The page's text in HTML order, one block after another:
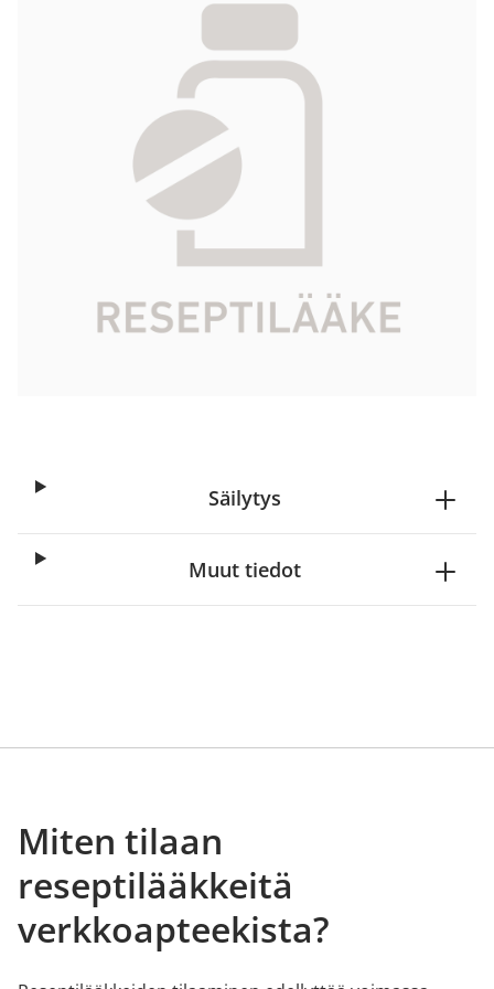
019112
Vaikuttava aine joheksoli
10 x 50 ml
Oy GE Healthcare Bio-Sciences Ab
Tarkista Kela-korvattavuus
Säilytys
Muut tiedot
Miten tilaan
reseptilääkkeitä
verkkoapteekista?